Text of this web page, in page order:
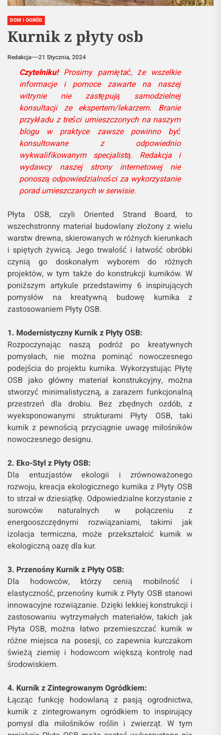
DOM I OGRÓD
Kurnik z płyty osb
Redakcja 21 Stycznia, 2024
Czytelniku!Prosimy pamiętać, że wszelkie
informacje i pomoce zawarte na naszej
witrynie nie zastępują samodzielnej
konsultacji ze ekspertem/lekarzem. Branie
przykładu z treści umieszczonych na naszym
blogu w praktyce zawsze powinno być
konsultowane z odpowiednio
wykwalifikowanym specjalistą. Redakcja i
wydawcy naszej strony internetowej nie
ponoszą odpowiedzialności za wykorzystanie
porad umieszczanych w serwisie.
Płyta OSB, czyli Oriented Strand Board, to
wszechstronny materiał budowlany złożony z wielu
warstw drewna, skierowanych w różnych kierunkach
i spiętych żywicą. Jego trwałość i łatwość obróbki
czynią go doskonałym wyborem do różnych
projektów, w tym także do konstrukcji kurników. W
poniższym artykule przedstawimy 6 inspirujących
pomysłów na kreatywną budowę kurnika z
zastosowaniem Płyty OSB.
1. Modernistyczny Kurnik z Płyty OSB:
Rozpoczynając naszą podróż po kreatywnych
pomysłach, nie można pominąć nowoczesnego
podejścia do projektu kurnika. Wykorzystując Płytę
OSB jako główny materiał konstrukcyjny, można
stworzyć minimalistyczną, a zarazem funkcjonalną
przestrzeń dla drobiu. Bez zbędnych ozdób, z
wyeksponowanymi strukturami Płyty OSB, taki
kurnik z pewnością przyciągnie uwagę miłośników
nowoczesnego designu.
2. Eko-Styl z Płyty OSB:
Dla entuzjastów ekologii i zrównoważonego
rozwoju, kreacja ekologicznego kurnika z Płyty OSB
to strzał w dziesiątkę. Odpowiedzialne korzystanie z
surowców naturalnych w połączeniu z
energooszczędnymi rozwiązaniami, takimi jak
izolacja termiczna, może przekształcić kurnik w
ekologiczną oazę dla kur.
3. Przenośny Kurnik z Płyty OSB:
Dla hodowców, którzy cenią mobilność i
elastyczność, przenośny kurnik z Płyty OSB stanowi
innowacyjne rozwiązanie. Dzięki lekkiej konstrukcji i
zastosowaniu wytrzymałych materiałów, takich jak
Płyta OSB, można łatwo przemieszczać kurnik w
różne miejsca na posesji, co zapewnia kurczakom
świeżą ziemię i hodowcom większą kontrolę nad
środowiskiem.
4. Kurnik z Zintegrowanym Ogródkiem:
Łącząc funkcję hodowlaną z pasją ogrodnictwa,
kurnik z zintegrowanym ogródkiem to inspirujący
pomysł dla miłośników roślin i zwierząt. W tym